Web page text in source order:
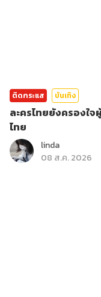
ติดกระแส บันเทิง
ละครไทยยังครองใจ
ไทย
linda
08 ส.ค. 2026